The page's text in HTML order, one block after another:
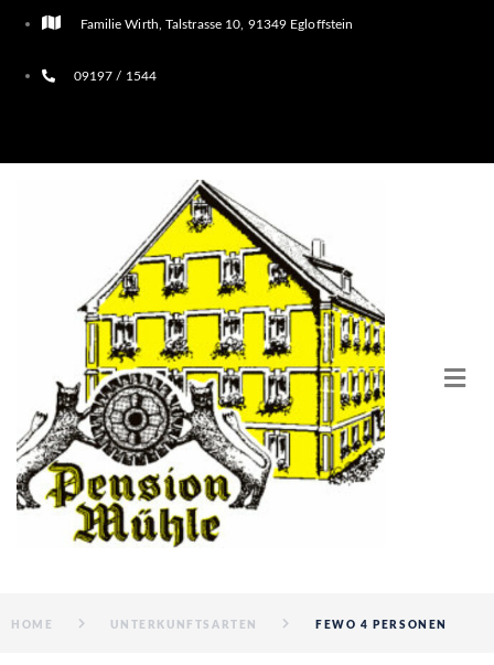
Familie Wirth, Talstrasse 10, 91349 Egloffstein
09197 / 1544
HOME UNTERKUNFTSARTEN FEWO 4 PERSONEN